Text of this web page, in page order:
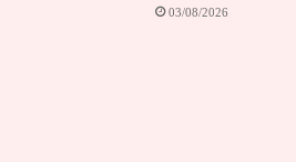
03/08/2026